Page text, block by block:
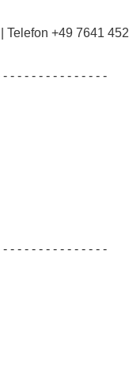
Telefon +49 7641
- - - - - - - - - - - - - -
- - - - - - - - - - - - - -